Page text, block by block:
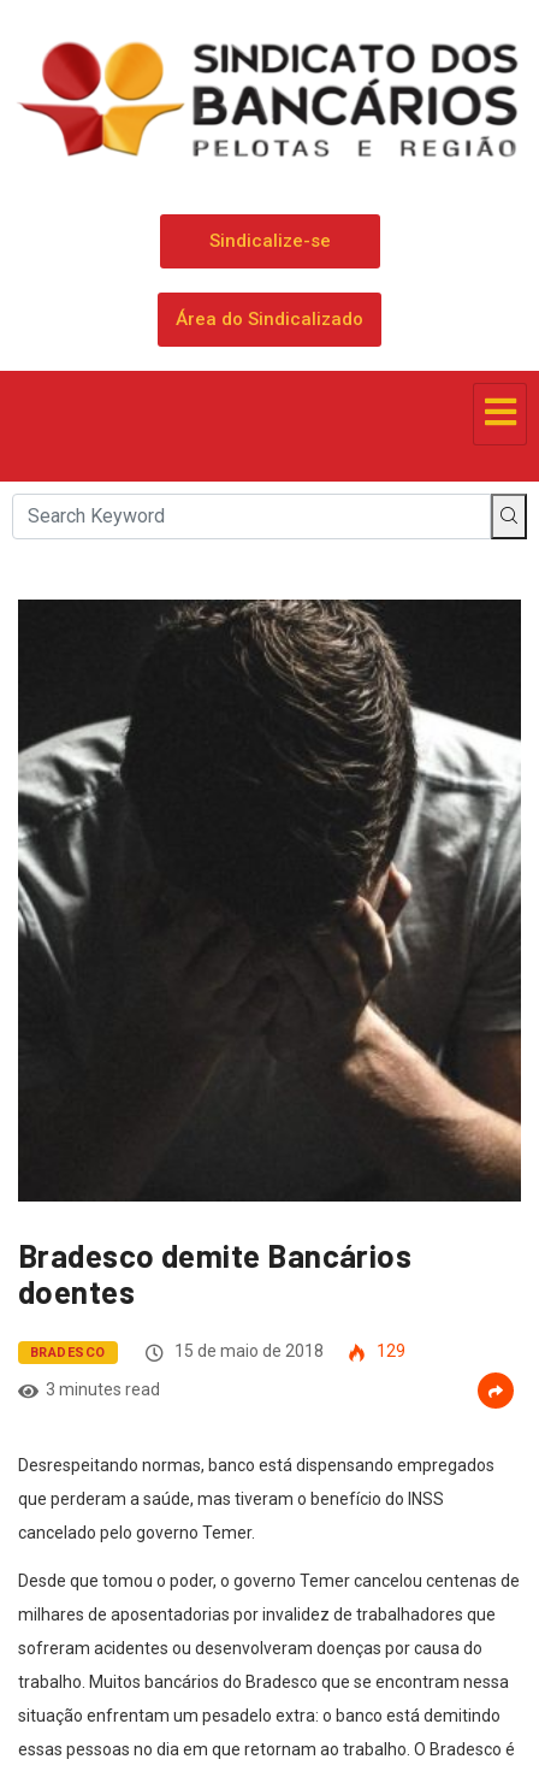
Sindicalize-se
Área do Sindicalizado
Bradesco demite Bancários
doentes
BRADESCO 15 de maio de 2018
129
3 minutes read
Desrespeitando normas, banco está dispensando empregados
que perderam a saúde, mas tiveram o benefício do INSS
cancelado pelo governo Temer.
Desde que tomou o poder, o governo Temer cancelou centenas de
milhares de aposentadorias por invalidez de trabalhadores que
sofreram acidentes ou desenvolveram doenças por causa do
trabalho. Muitos bancários do Bradesco que se encontram nessa
situação enfrentam um pesadelo extra: o banco está demitindo
essas pessoas no dia em que retornam ao trabalho. O Bradesco é